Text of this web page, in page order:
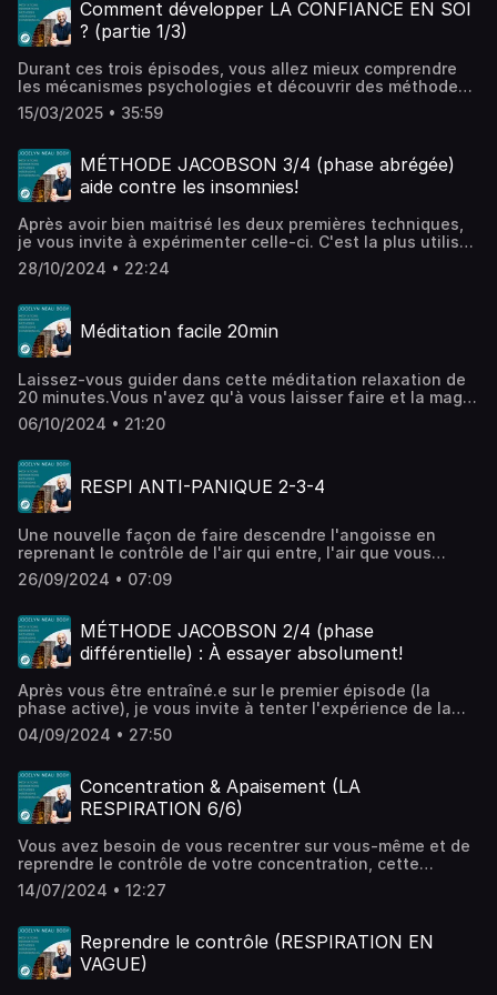
faire part de vos retours sur les réseaux.MerciHébergé par
Ausha. Visitez ausha.co/politique-de-confidentialite pour
Comment développer LA CONFIANCE EN SOI
? (partie 1/3)
Durant ces trois épisodes, vous allez mieux comprendre
les mécanismes psychologies et découvrir des méthodes
pour développer la confiance en vous.Les personnes
présentes lors d'une de mes conférences sur ce sujet
traités ensembles.Belle écoute, et n'hésitez pas à me
faire part de vos retours sur les réseaux.MerciHébergé par
Ausha. Visitez ausha.co/politique-de-confidentialite pour
15/03/2025 • 35:59
MÉTHODE JACOBSON 3/4 (phase abrégée)
aide contre les insomnies!
Après avoir bien maitrisé les deux premières techniques,
je vous invite à expérimenter celle-ci. C'est la plus utilisée
(par mes clients et par moi-même) quand le corps n'arrive
pas à se poser, notamment contre l'insomnie.Dites-moi ce
ausha.co/politique-de-confidentialite pour plus
d'informations.
28/10/2024 • 22:24
Méditation facile 20min
Laissez-vous guider dans cette méditation relaxation de
20 minutes.Vous n'avez qu'à vous laisser faire et la magie
opère naturellement.Hébergé par Ausha. Visitez
ausha.co/politique-de-confidentialite pour plus
06/10/2024 • 21:20
RESPI ANTI-PANIQUE 2-3-4
Une nouvelle façon de faire descendre l'angoisse en
reprenant le contrôle de l'air qui entre, l'air que vous
gardez et l'air qui ressort de votre corps.J'adore les
sessions après cette séance!A vous de juger et dites-moi
ausha.co/politique-de-confidentialite pour plus
d'informations.
26/09/2024 • 07:09
MÉTHODE JACOBSON 2/4 (phase
différentielle) : À essayer absolument!
Après vous être entraîné.e sur le premier épisode (la
phase active), je vous invite à tenter l'expérience de la
deuxième phase : la phase différentielle.Elle est juste
incroyable! En plus de contracter volontairement certaines
faudra relâcher TOUT LE RESTE DE VOTRE CORPS.Difficile
au début, puis déroutant, pour ensuite devenir
incroyablement apaisant.Une magnifique expérience!
Ausha. Visitez ausha.co/politique-de-confidentialite pour
plus d'informations.
04/09/2024 • 27:50
Concentration & Apaisement (LA
RESPIRATION 6/6)
Vous avez besoin de vous recentrer sur vous-même et de
reprendre le contrôle de votre concentration, cette
respiration est idéale.Je préfère vous prévenir : ce n'est
pas une respiration facile. C'est le genre de technique qui
Perso, j'adore! Et c'est toujours une belle découverte de la
part de mes client(e)s à mon cabinet. Et vous, vous en
pensez quoi?Je vous conseille de la faire très
14/07/2024 • 12:27
Reprendre le contrôle (RESPIRATION EN
VAGUE)